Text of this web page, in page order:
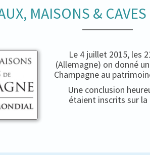
MAISONS &
Le 4 juillet 2015, les
(Allemagne) on donné
Champagne au
Une conclusion
étaient inscrits sur